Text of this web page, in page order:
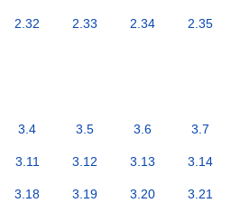
2.32 2.33 2.34 2.35
3.4 3.5 3.6 3.7
3.11 3.12 3.13 3.14
3.18 3.19 3.20 3.21